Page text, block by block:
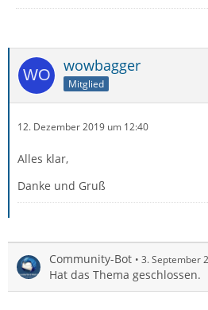
wowbagger
Mitglied
12. Dezember 2019 um 12:40
Alles klar,
Danke und Gruß
Community-Bot 3. September
Hat das Thema geschlossen.